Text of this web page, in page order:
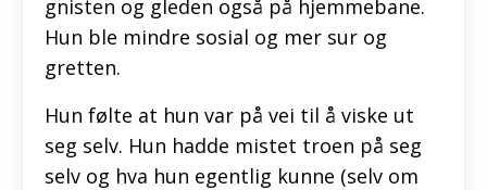
gnisten og gleden også på hjemmebane.
Hun ble mindre sosial og mer sur og
gretten.
Hun følte at hun var på vei til å viske ut
seg selv. Hun hadde mistet troen på seg
selv og hva hun egentlig kunne (selv om